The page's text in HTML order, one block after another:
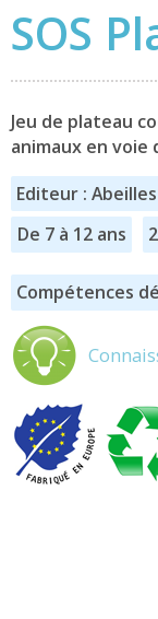
SOS
Jeu de plateau
animaux en voie
Editeur :
De 7 à 12 ans
Compétences